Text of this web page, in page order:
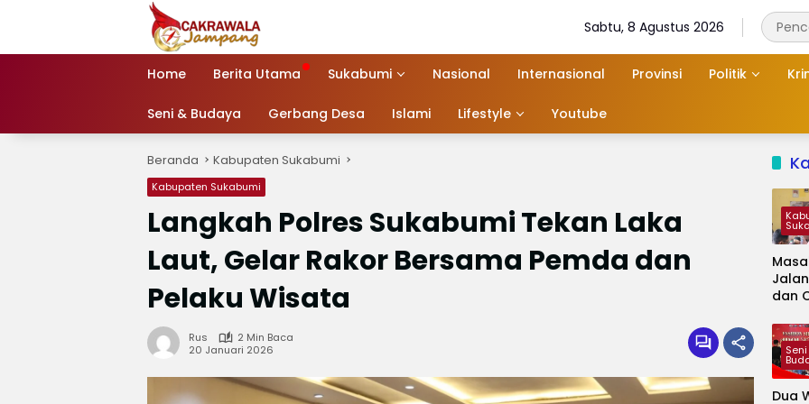
Sabtu, 8 Agustus 2026
Home Berita Utama Sukabumi Nasional Internasional Provinsi Politik
Seni & Budaya Gerbang Desa Islami Lifestyle Youtube
Beranda Kabupaten Sukabumi
Kabupaten Sukabumi
Langkah Polres Sukabumi Tekan Laka
Laut, Gelar Rakor Bersama Pemda dan
Pelaku Wisata
Rus
2 Min Baca
20 Januari 2026
dan
Jadi
Dua